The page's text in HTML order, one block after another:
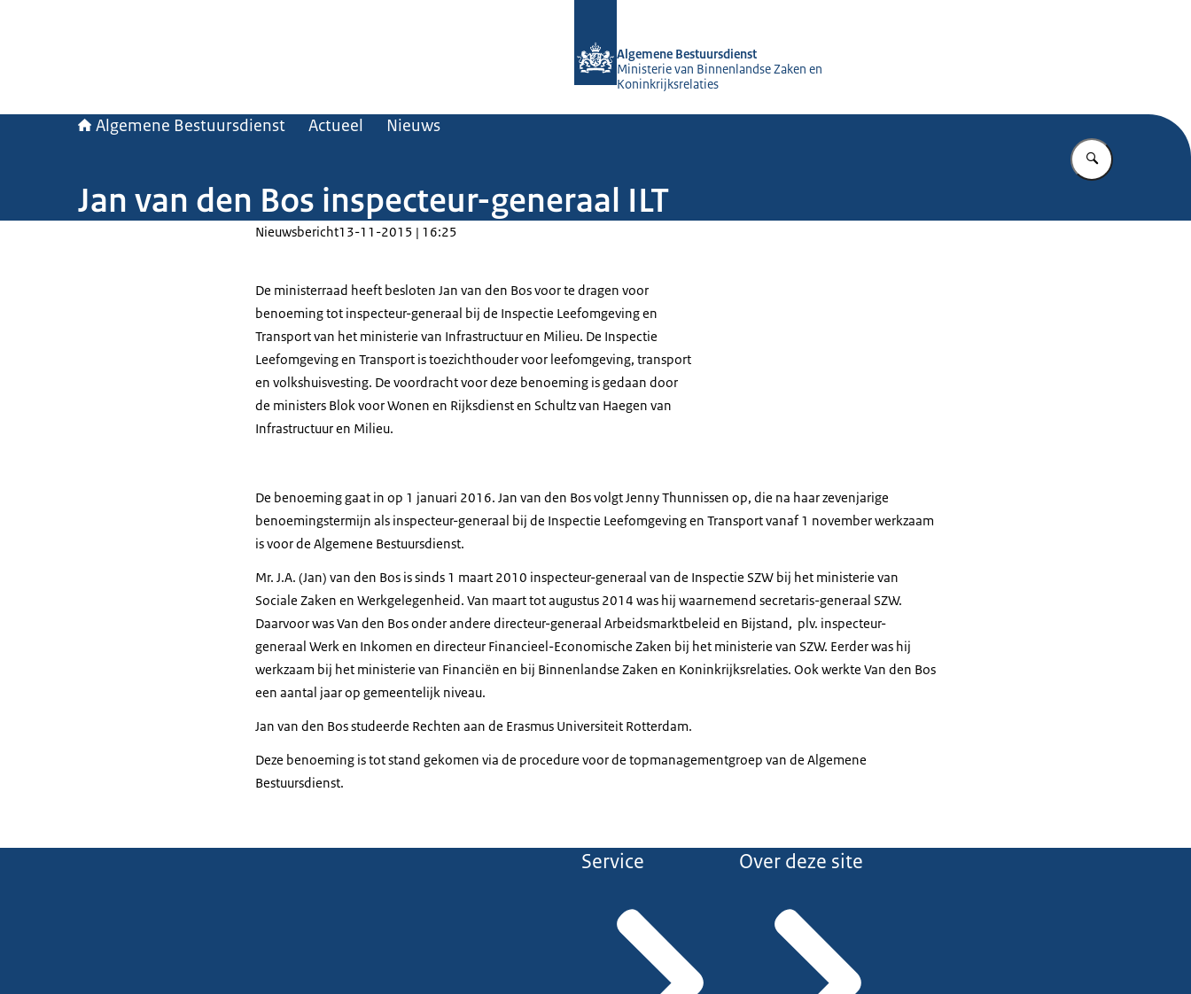
Algemene Bestuursdienst
Ministerie van Binnenlandse Zaken en
Koninkrijksrelaties
Algemene Bestuursdienst Actueel Nieuws
Vul in wat u
Jan van den Bos inspecteur-generaal ILT
Nieuwsbericht13-11-2015 | 16:25
De ministerraad heeft besloten Jan van den Bos voor te dragen voor
benoeming tot inspecteur-generaal bij de Inspectie Leefomgeving en
Transport van het ministerie van Infrastructuur en Milieu. De Inspectie
Leefomgeving en Transport is toezichthouder voor leefomgeving, transport
en volkshuisvesting. De voordracht voor deze benoeming is gedaan door
de ministers Blok voor Wonen en Rijksdienst en Schultz van Haegen van
Infrastructuur en Milieu.
De benoeming gaat in op 1 januari 2016. Jan van den Bos volgt Jenny Thunnissen op, die na haar zevenjarige
benoemingstermijn als inspecteur-generaal bij de Inspectie Leefomgeving en Transport vanaf 1 november werkzaam
is voor de Algemene Bestuursdienst.
Mr. J.A. (Jan) van den Bos is sinds 1 maart 2010 inspecteur-generaal van de Inspectie SZW bij het ministerie van
Sociale Zaken en Werkgelegenheid. Van maart tot augustus 2014 was hij waarnemend secretaris-generaal SZW.
Daarvoor was Van den Bos onder andere directeur-generaal Arbeidsmarktbeleid en Bijstand, plv. inspecteur-
generaal Werk en Inkomen en directeur Financieel-Economische Zaken bij het ministerie van SZW. Eerder was hij
werkzaam bij het ministerie van Financiën en bij Binnenlandse Zaken en Koninkrijksrelaties. Ook werkte Van den Bos
een aantal jaar op gemeentelijk niveau.
Jan van den Bos studeerde Rechten aan de Erasmus Universiteit Rotterdam.
Deze benoeming is tot stand gekomen via de procedure voor de topmanagementgroep van de Algemene
Bestuursdienst.
Service Over deze site